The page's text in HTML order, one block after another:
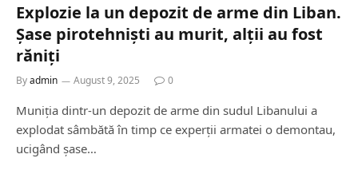
Explozie la un depozit de arme din Liban.
Șase pirotehniști au murit, alții au fost
răniți
Byadmin August 9, 2025 0
Muniția dintr-un depozit de arme din sudul Libanului a
explodat sâmbătă în timp ce experții armatei o demontau,
ucigând șase…